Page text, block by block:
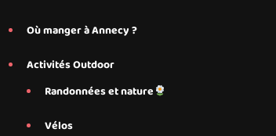
Où manger à Annecy ?
Activités Outdoor
Randonnées et nature
Vélos